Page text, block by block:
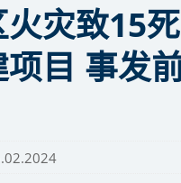
灾致15
目 事发